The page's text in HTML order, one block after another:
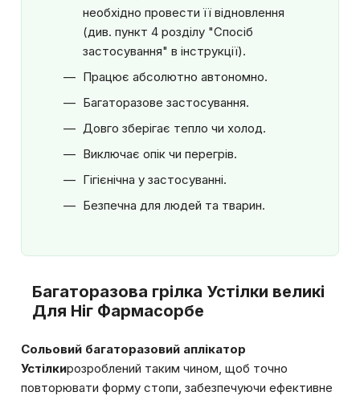
необхідно провести її відновлення
(див. пункт 4 розділу "Спосіб
застосування" в інструкції).
Працює абсолютно автономно.
Багаторазове застосування.
Довго зберігає тепло чи холод.
Виключає опік чи перегрів.
Гігієнічна у застосуванні.
Безпечна для людей та тварин.
Багаторазова грілка Устілки великі
Для Ніг Фармасорбе
Сольовий багаторазовий аплікатор
Устілкирозроблений таким чином, щоб точно
повторювати форму стопи, забезпечуючи ефективне